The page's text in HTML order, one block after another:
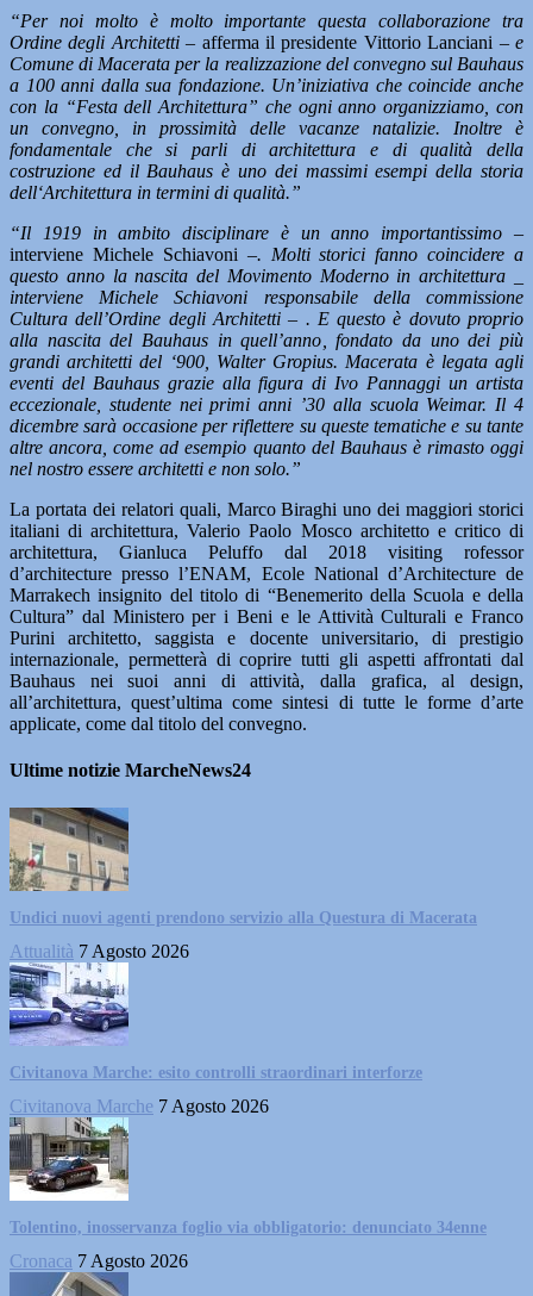
“Per noi molto è molto importante questa collaborazione tra
Ordine degli Architetti – afferma il presidente Vittorio Lanciani – e
Comune di Macerata per la realizzazione del convegno sul Bauhaus
a 100 anni dalla sua fondazione. Un’iniziativa che coincide anche
con la “Festa dell Architettura” che ogni anno organizziamo, con
un convegno, in prossimità delle vacanze natalizie. Inoltre è
fondamentale che si parli di architettura e di qualità della
costruzione ed il Bauhaus è uno dei massimi esempi della storia
dell‘Architettura in termini di qualità.”
“Il 1919 in ambito disciplinare è un anno importantissimo –
interviene Michele Schiavoni –. Molti storici fanno coincidere a
questo anno la nascita del Movimento Moderno in architettura _
interviene Michele Schiavoni responsabile della commissione
Cultura dell’Ordine degli Architetti – . E questo è dovuto proprio
alla nascita del Bauhaus in quell’anno, fondato da uno dei più
grandi architetti del ‘900, Walter Gropius. Macerata è legata agli
eventi del Bauhaus grazie alla figura di Ivo Pannaggi un artista
eccezionale, studente nei primi anni ’30 alla scuola Weimar. Il 4
dicembre sarà occasione per riflettere su queste tematiche e su tante
altre ancora, come ad esempio quanto del Bauhaus è rimasto oggi
nel nostro essere architetti e non solo.”
La portata dei relatori quali, Marco Biraghi uno dei maggiori storici
italiani di architettura, Valerio Paolo Mosco architetto e critico di
architettura, Gianluca Peluffo dal 2018 visiting rofessor
d’architecture presso l’ENAM, Ecole National d’Architecture de
Marrakech insignito del titolo di “Benemerito della Scuola e della
Cultura” dal Ministero per i Beni e le Attività Culturali e Franco
Purini architetto, saggista e docente universitario, di prestigio
internazionale, permetterà di coprire tutti gli aspetti affrontati dal
Bauhaus nei suoi anni di attività, dalla grafica, al design,
all’architettura, quest’ultima come sintesi di tutte le forme d’arte
applicate, come dal titolo del convegno.
Ultime notizie MarcheNews24
Undici nuovi agenti prendono servizio alla Questura di Macerata
Attualità 7 Agosto 2026
Civitanova Marche: esito controlli straordinari interforze
Civitanova Marche 7 Agosto 2026
Tolentino, inosservanza foglio via obbligatorio: denunciato 34enne
Cronaca 7 Agosto 2026